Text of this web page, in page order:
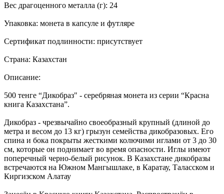
Вес драгоценного металла (г): 24
Упаковка: монета в капсуле и футляре
Сертификат подлинности: присутствует
Страна: Казахстан
Описание:
500 тенге “Дикобраз" - серебряная монета из серии “Красна
книга Казахстана”.
Дикобраз - чрезвычайно своеобразный крупный (длиной до
метра и весом до 13 кг) грызун семейства дикобразовых. Его
спина и бока покрыты жесткими колючими иглами от 3 до 30
см, которые он поднимает во время опасности. Иглы имеют
поперечный черно-белый рисунок. В Казахстане дикобразы
встречаются на Южном Мангышлаке, в Каратау, Таласском и
Киргизском Алатау